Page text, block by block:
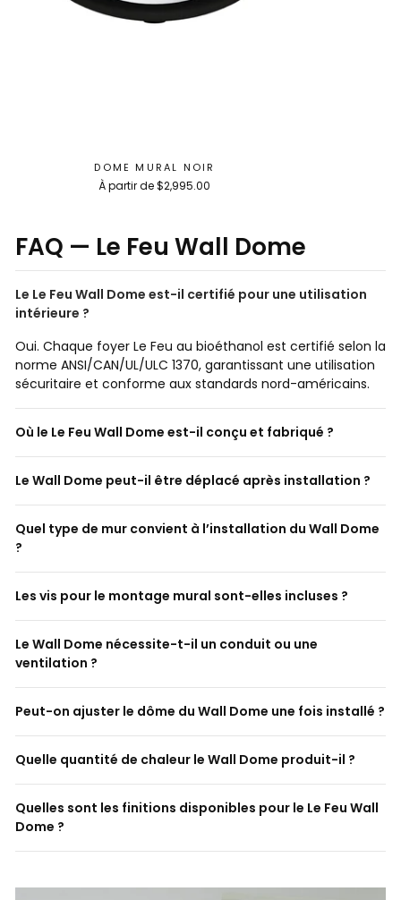
DOME MURAL NOIR
À partir de $2,995.00
FAQ — Le Feu Wall Dome
Le Le Feu Wall Dome est-il certifié pour une utilisation
intérieure ?
Oui. Chaque foyer Le Feu au bioéthanol est certifié selon la
norme ANSI/CAN/UL/ULC 1370, garantissant une utilisation
sécuritaire et conforme aux standards nord-américains.
Où le Le Feu Wall Dome est-il conçu et fabriqué ?
Le Wall Dome peut-il être déplacé après installation ?
Quel type de mur convient à l’installation du Wall Dome
?
Les vis pour le montage mural sont-elles incluses ?
Le Wall Dome nécessite-t-il un conduit ou une
ventilation ?
Peut-on ajuster le dôme du Wall Dome une fois installé ?
Quelle quantité de chaleur le Wall Dome produit-il ?
Quelles sont les finitions disponibles pour le Le Feu Wall
Dome ?